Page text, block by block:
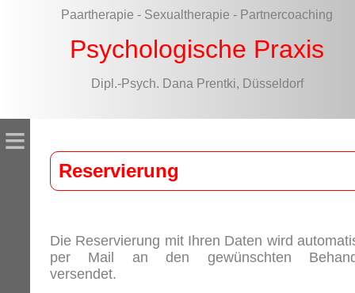
Paartherapie - Sexualtherapie - Partnercoaching
Psychologische Praxis
Dipl.-Psych. Dana Prentki, Düsseldorf
≡
Reservierung
Die Reservierung mit Ihren Daten wird
per Mail an den gewünschten
versendet.